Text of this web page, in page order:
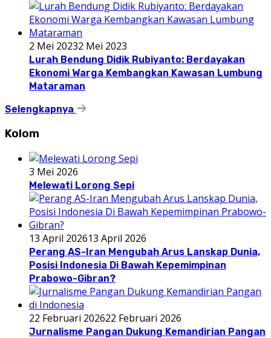
2 Mei 20232 Mei 2023
Lurah Bendung Didik Rubiyanto: Berdayakan
Ekonomi Warga Kembangkan Kawasan Lumbung
Mataraman
Selengkapnya
Kolom
3 Mei 2026
Melewati Lorong Sepi
13 April 202613 April 2026
Perang AS-Iran Mengubah Arus Lanskap Dunia,
Posisi Indonesia Di Bawah Kepemimpinan
Prabowo-Gibran?
22 Februari 202622 Februari 2026
Jurnalisme Pangan Dukung Kemandirian Pangan